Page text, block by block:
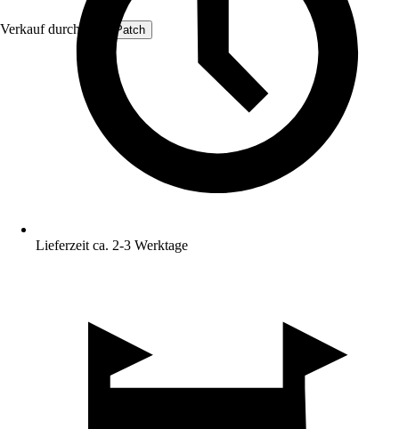
Verkauf durch: ProfiPatch
Lieferzeit ca. 2-3 Werktage